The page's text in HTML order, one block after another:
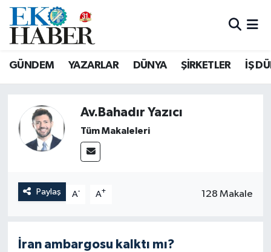
GÜNDEM YAZARLAR DÜNYA ŞİRKETLER İŞ
Av.Bahadır Yazıcı
Tüm Makaleleri
Paylaş A- A+ 128 Makale
İran ambargosu kalktı mı?
Hava Durumu
Süper Lig Puan Durumu ve Fikstür
Tüm Manşetler
Haber Arşivi